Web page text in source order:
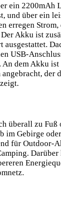
ein 2200mAh
​und über ein
erregen
⁤Akku ⁢ist
ausgestattet.
USB-
dem Akku ⁤ist
der
überall ⁣zu ⁤Fuß
im ⁤Gebirge
für Outdoor-
Darüber